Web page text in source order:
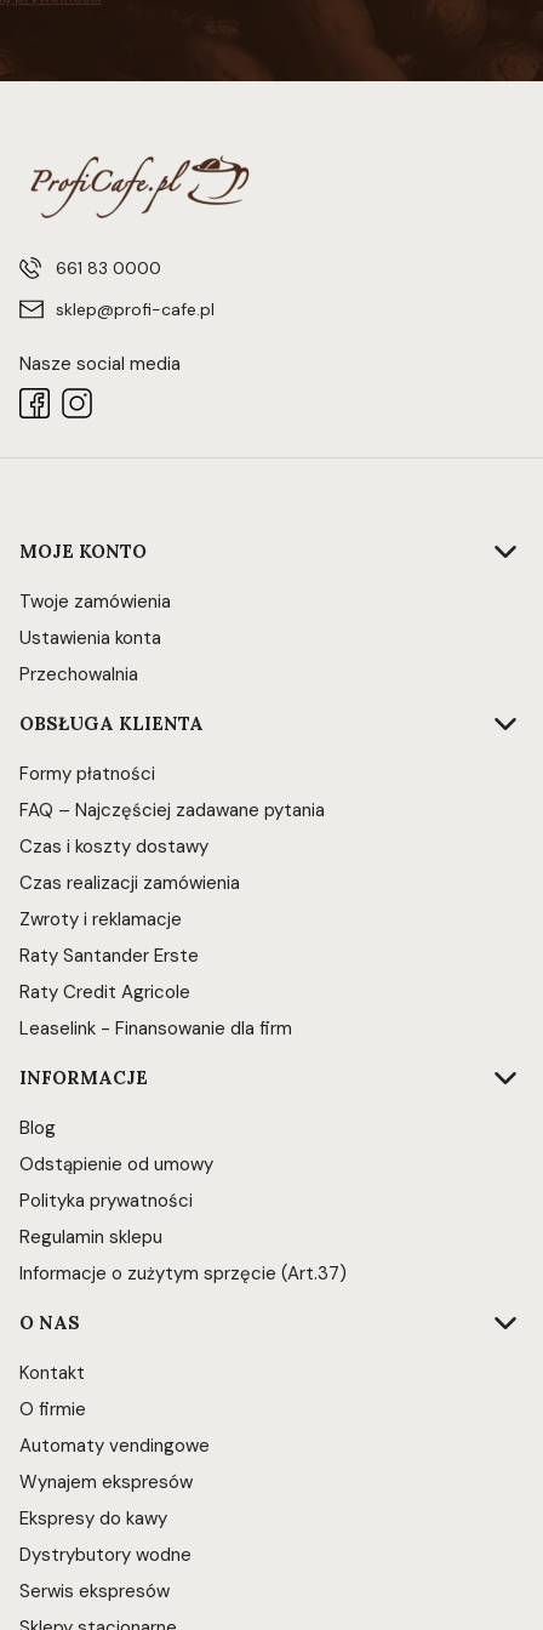
661 83 0000
sklep@profi-cafe.pl
Nasze social media
Linki w stopce
MOJE KONTO
Twoje zamówienia
Ustawienia konta
Przechowalnia
OBSŁUGA KLIENTA
Formy płatności
FAQ – Najczęściej zadawane pytania
Czas i koszty dostawy
Czas realizacji zamówienia
Zwroty i reklamacje
Raty Santander Erste
Raty Credit Agricole
Leaselink - Finansowanie dla firm
INFORMACJE
Blog
Odstąpienie od umowy
Polityka prywatności
Regulamin sklepu
Informacje o zużytym sprzęcie (Art.37)
O NAS
Kontakt
O firmie
Automaty vendingowe
Wynajem ekspresów
Ekspresy do kawy
Dystrybutory wodne
Serwis ekspresów